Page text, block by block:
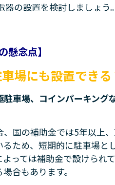
の設置を検討しましょう。
懸念点】
場にも設置できる
車場、コインパーキング
国の補助金では5年以上
ため、短期的に駐車場と
っては補助金で設けられ
合もあります。